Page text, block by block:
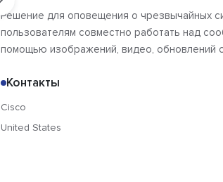
Решение для оповещения о чрезвычайных
пользователям совместно работать над
помощью изображений, видео, обновлений
Контакты
Cisco
United States